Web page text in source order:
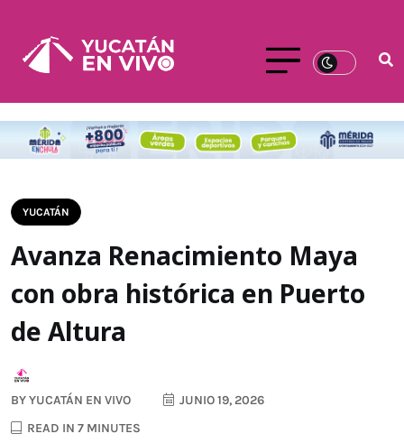
YUCATÁN
Avanza Renacimiento Maya
con obra histórica en Puerto
de Altura
BYYUCATÁN EN VIVO
JUNIO 19, 2026
READ IN 7 MINUTES